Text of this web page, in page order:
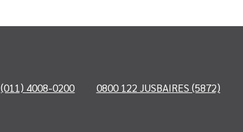
(011) 4008-0200 0800 122 JUSBAIRES (5872)